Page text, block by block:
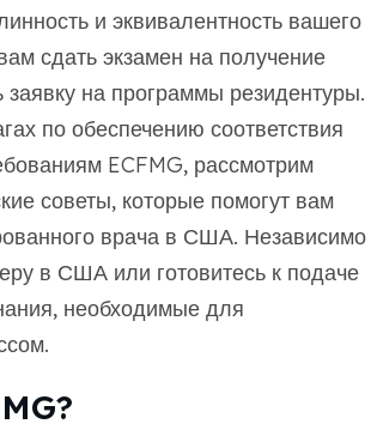
и эквивалентность вашего
сдать экзамен на получение
на программы резидентуры.
по обеспечению соответствия
ECFMG, рассмотрим
советы, которые помогут вам
врача в США. Независимо
в США или готовитесь к подаче
необходимые для